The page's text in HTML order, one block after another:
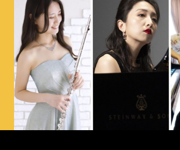
Les Rencontres
de Cortot
Concerts de midi
Scolaires / Pass